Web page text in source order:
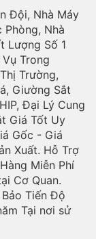
Đội, Nhà Máy
Phòng, Nhà
Lượng Số 1
Trong
Trường,
Giường Sắt
Đại Lý Cung
Giá Tốt Uy
Gốc - Giá
Xuất. Hỗ Trợ
Miễn Phí
Cơ Quan.
Tiến Độ
Tại nơi sử